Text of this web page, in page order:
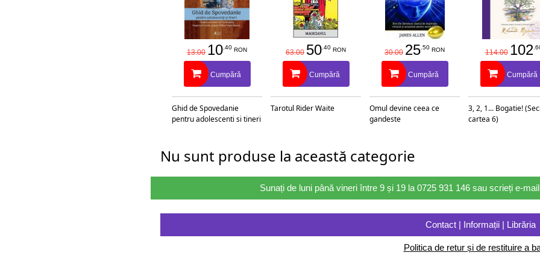
13.00 10 .40 RON
Cumpără
Ghid de Spovedanie
pentru adolescenti si tineri
63.00 50 .40 RON
Cumpără
Tarotul Rider Waite
30.00 25 .50 RON
Cumpără
Omul devine ceea ce
gandeste
114.00 102
Cumpără
3, 2, 1... Bogatie!
cartea 6)
Nu sunt produse la această categorie
Sunați de luni până vineri între 9 și 19 la 0725 931 146 sau scrieți e-
Contact | Informații | Librăria
Politica de retur și de restituire a